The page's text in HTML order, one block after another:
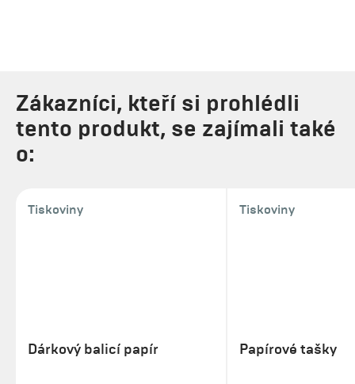
Zákazníci, kteří si prohlédli
tento produkt, se zajímali také
o:
Tiskoviny
Dárkový balicí papír
Tiskoviny
Papírové tašky